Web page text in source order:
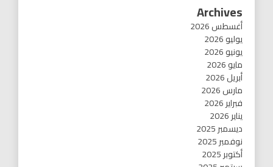
Archives
أغسطس 2026
يوليو 2026
يونيو 2026
مايو 2026
أبريل 2026
مارس 2026
فبراير 2026
يناير 2026
ديسمبر 2025
نوفمبر 2025
أكتوبر 2025